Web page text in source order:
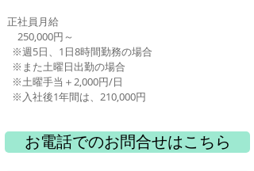
正社員月給
​ 250,000円～
※週5日、1日8時間勤務の場合
※また土曜日出勤の場合
※土曜手当＋2,000円/日
※入社後1年間は、210,000円
お電話でのお問合せはこちら